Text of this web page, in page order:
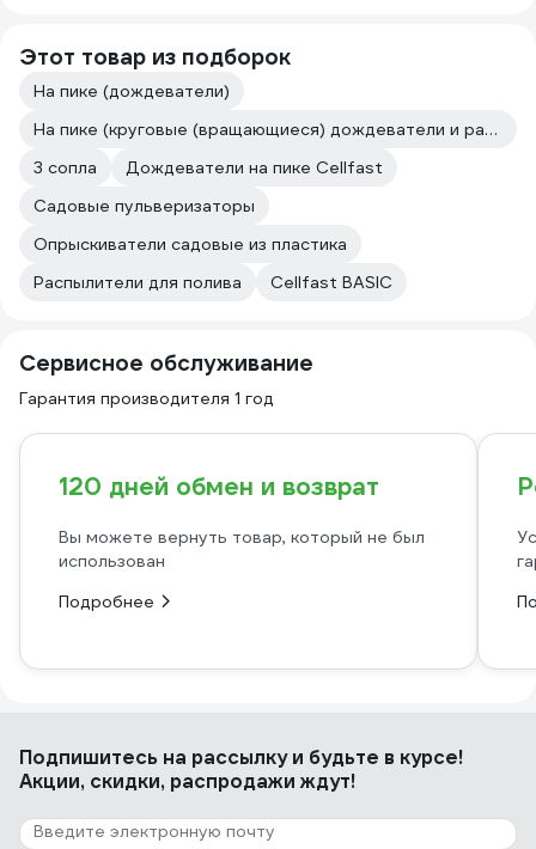
Этот товар из подборок
На пике (дождеватели)
На пике (круговые (вращающиеся) дождеватели и распылители)
3 сопла
Дождеватели на пике Cellfast
Садовые пульверизаторы
Опрыскиватели садовые из пластика
Распылители для полива
Cellfast BASIC
Сервисное обслуживание
Гарантия производителя 1 год
120 дней обмен и возврат
Вы можете вернуть товар, который не был
использован
Подробнее
Подпишитесь на рассылкуи будьте в курсе!
Акции, скидки, распродажи ждут!